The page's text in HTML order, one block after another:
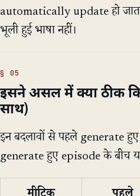
automatically update हो
भूली हुई भाषा नहीं।
इसने असल में क्या ठीक
साथ)
इन बदलावों से पहले generate
generate हुए episode के बीच
मीट्रिक पहले